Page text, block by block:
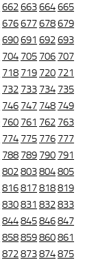
662663664665
676677678679
690691 692693
704 705 706 707
718 719 720 721
732 733 734 735
746 747 748 749
760 761 762 763
774 775 776 777
788 789 790 791
802803804805
816817818819
830831 832833
844845846847
858859860861
872873874875